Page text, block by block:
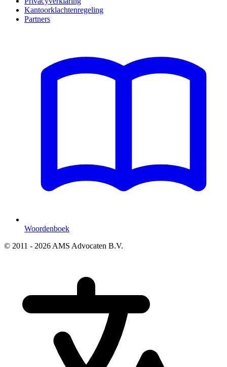
Kantoorklachtenregeling
Partners
Woordenboek
© 2011 - 2026 AMS Advocaten B.V.